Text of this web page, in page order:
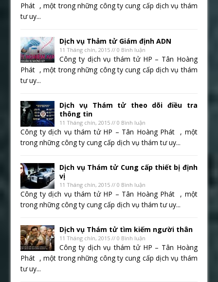
Phát , một trong những công ty cung cấp dịch vụ thám
tư uy...
Dịch vụ Thảm tử Giám định ADN
11 Tháng chín, 2015 // 0 Bình luận
Công ty dịch vụ thám tử HP – Tân Hoàng
Phát , một trong những công ty cung cấp dịch vụ thám
tư uy...
Dịch vụ Thám tử theo dõi điều tra
thông tin
11 Tháng chín, 2015 // 0 Bình luận
Công ty dịch vụ thám tử HP – Tân Hoàng Phát , một
trong những công ty cung cấp dịch vụ thám tư uy...
Dịch vụ Thám tử Cung cấp thiết bị định
vị
11 Tháng chín, 2015 // 0 Bình luận
Công ty dịch vụ thám tử HP – Tân Hoàng Phát , một
trong những công ty cung cấp dịch vụ thám tư uy...
Dịch vụ Thám tử tìm kiếm người thân
11 Tháng chín, 2015 // 0 Bình luận
Công ty dịch vụ thám tử HP – Tân Hoàng
Phát , một trong những công ty cung cấp dịch vụ thám
tư uy...